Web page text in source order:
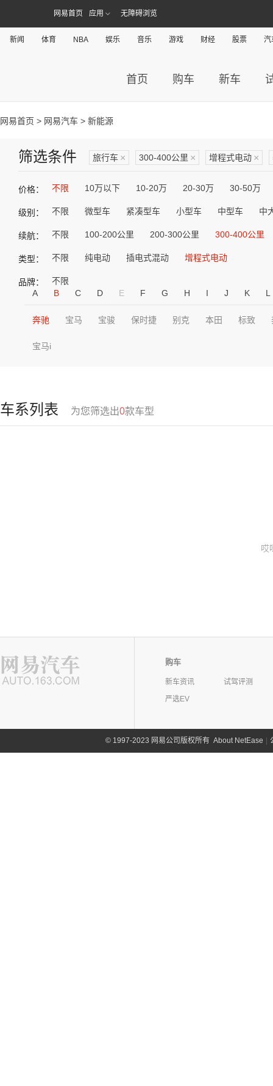
网易首页 应用 无障碍浏览
新闻 体育 NBA 娱乐 音乐 游戏 财经 股票 汽
首页 购车 新车
网易首页 > 网易汽车 > 新能源
筛选条件 旅行车 × 300-400公里 × 增程式电动 ×
价格： 不限 10万以下 10-20万 20-30万 30-50万
级别： 不限 微型车 紧凑型车 小型车 中型车 中
续航： 不限 100-200公里 200-300公里 300-400公里
类型： 不限 纯电动 插电式混动 增程式电动
品牌：
不限
A
B C D E F G H I J K L
奔驰 宝马 宝骏 保时捷 别克 本田 标致
宝马i
车系列表 为您筛选出0款车型
哎
购车
新车资讯
试驾评测
严选EV
©1997-2023 网易公司版权所有 About NetEase